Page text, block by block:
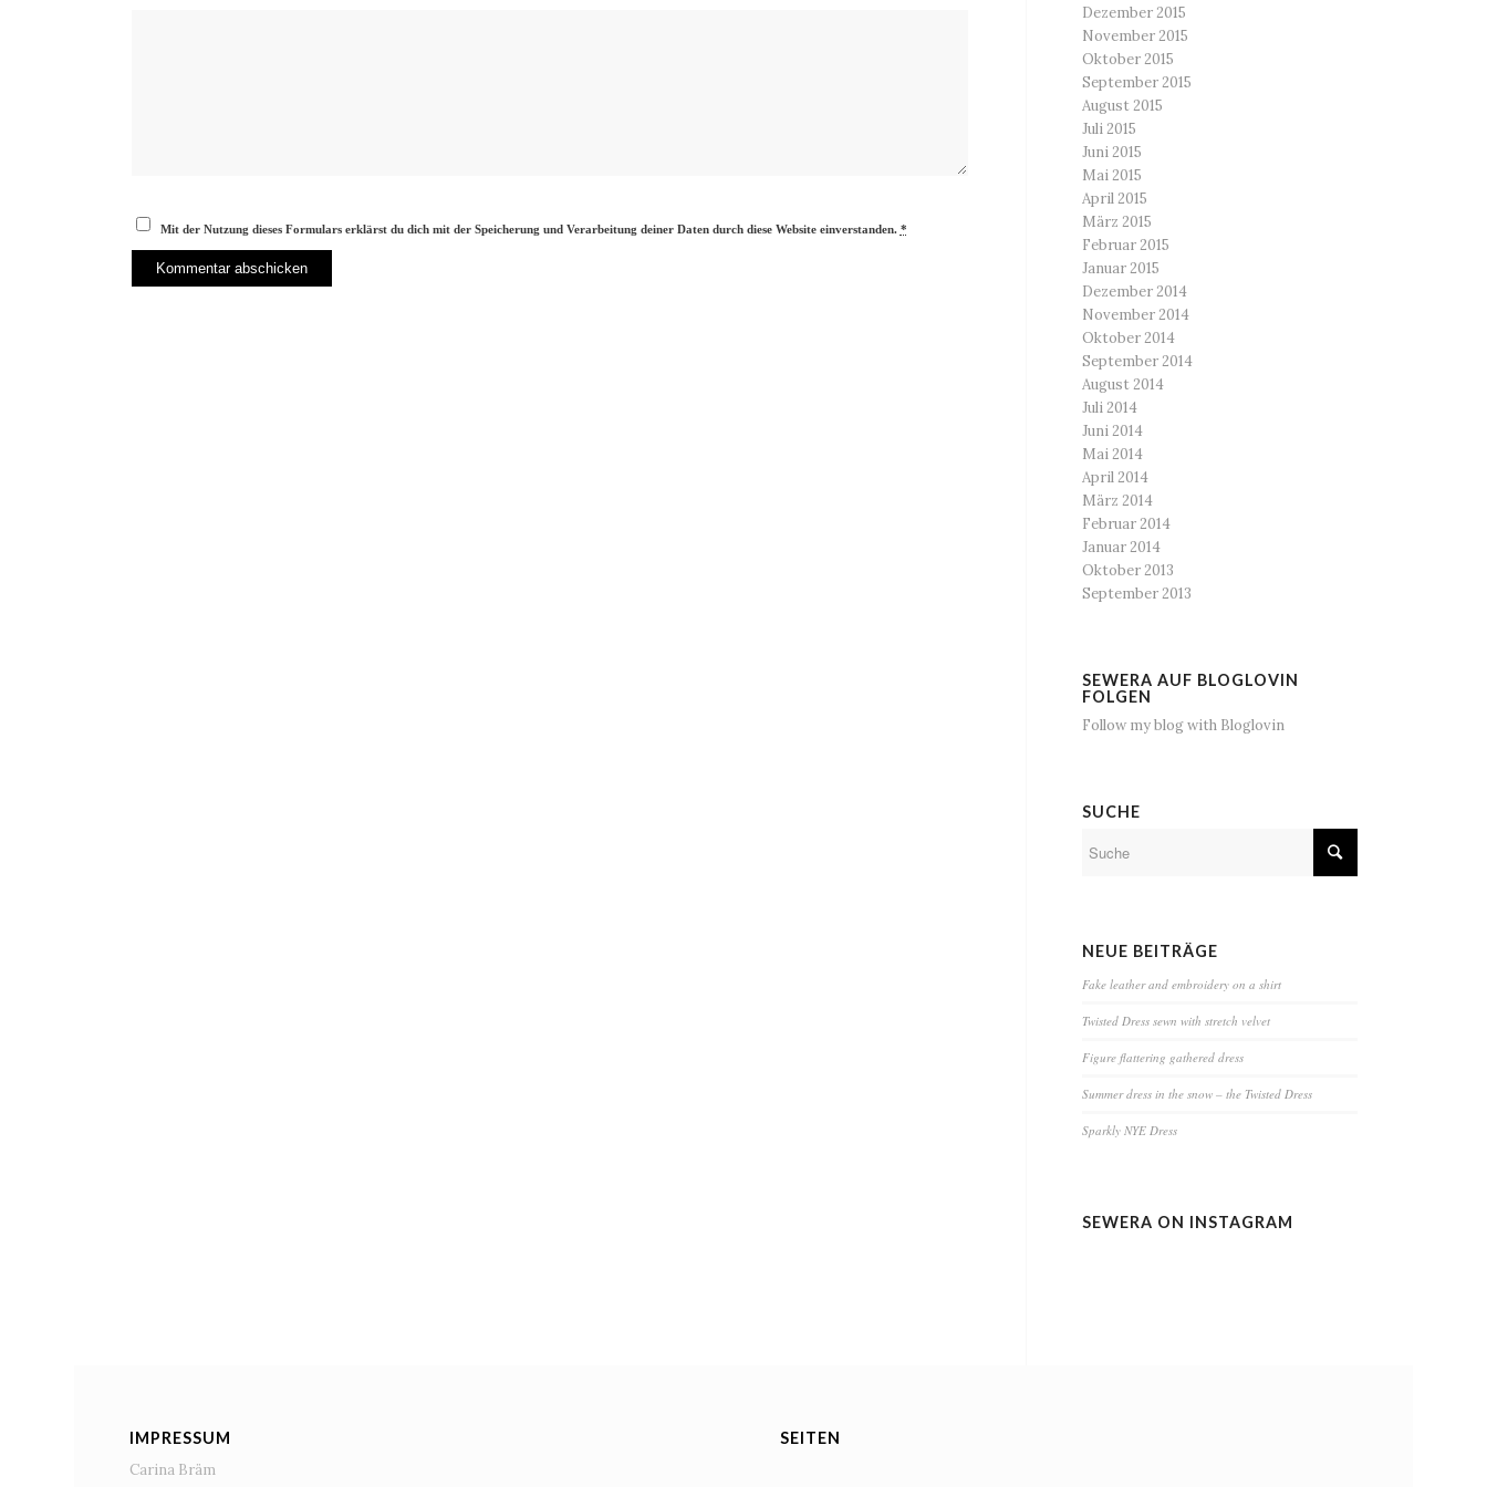
Mit der Nutzung dieses Formulars erklärst du dich mit der Speicherung und Verarbeitung deiner Daten durch diese Website einverstanden. *
Dezember 2015
November 2015
Oktober 2015
September 2015
August 2015
Juli 2015
Juni 2015
Mai 2015
April 2015
März 2015
Februar 2015
Januar 2015
Dezember 2014
November 2014
Oktober 2014
September 2014
August 2014
Juli 2014
Juni 2014
Mai 2014
April 2014
März 2014
Februar 2014
Januar 2014
Oktober 2013
September 2013
SEWERA AUF BLOGLOVIN
FOLGEN
Follow my blog with Bloglovin
SUCHE
NEUE BEITRÄGE
Fake leather and embroidery on a shirt
Twisted Dress sewn with stretch velvet
Figure flattering gathered dress
Summer dress in the snow – the Twisted Dress
Sparkly NYE Dress
SEWERA ON INSTAGRAM
IMPRESSUM
Carina Bräm
SEITEN